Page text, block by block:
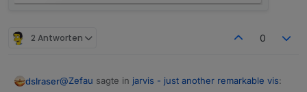
2 Antworten 0
dslraser@Zefau sagte in jarvis - just another remarkable vis: